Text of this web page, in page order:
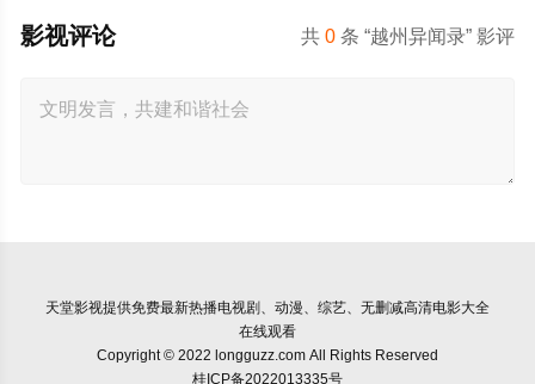
共0 条 “越州异闻录” 影评
影视评论
天堂影视提供免费最新热播电视剧、动漫、综艺、无删减高清电影大全
在线观看
Copyright © 2022 longguzz.com All Rights Reserved
桂ICP备2022013335号